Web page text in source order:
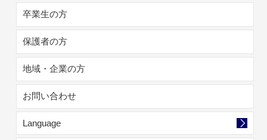
卒業生の方
保護者の方
地域・企業の方
お問い合わせ
Language